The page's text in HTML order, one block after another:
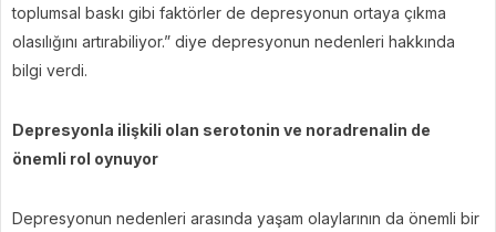
toplumsal baskı gibi faktörler de depresyonun ortaya çıkma
olasılığını artırabiliyor.” diye depresyonun nedenleri hakkında
bilgi verdi.
Depresyonla ilişkili olan serotonin ve noradrenalin de
önemli rol oynuyor
Depresyonun nedenleri arasında yaşam olaylarının da önemli bir